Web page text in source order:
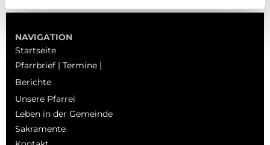
NAVIGATION
Startseite
Pfarrbrief | Termine |
Berichte
Unsere Pfarrei
Leben in der Gemeinde
Sakramente